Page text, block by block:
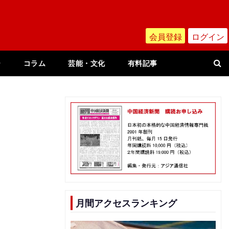
会員登録 ログイン
コラム 芸能・文化 有料記事
月間アクセスランキング